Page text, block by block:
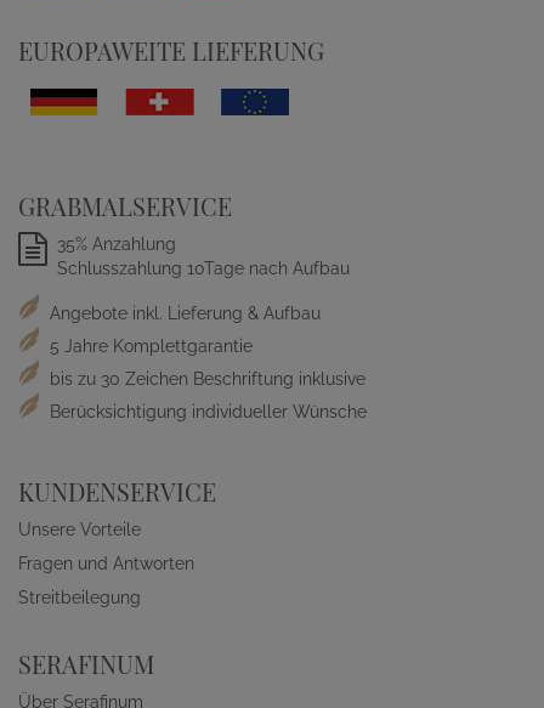
EUROPAWEITE LIEFERUNG
GRABMALSERVICE
35% Anzahlung
Schlusszahlung 10Tage nach Aufbau
Angebote inkl. Lieferung & Aufbau
5 Jahre Komplettgarantie
bis zu 30 Zeichen Beschriftung inklusive
Berücksichtigung individueller Wünsche
KUNDENSERVICE
Unsere Vorteile
Fragen und Antworten
Streitbeilegung
SERAFINUM
Über Serafinum